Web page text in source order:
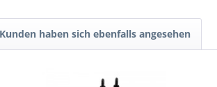
Kunden haben sich ebenfalls angesehen